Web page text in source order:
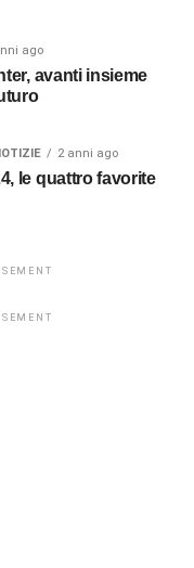
ago
avanti insieme
2 anni ago
le quattro favorite